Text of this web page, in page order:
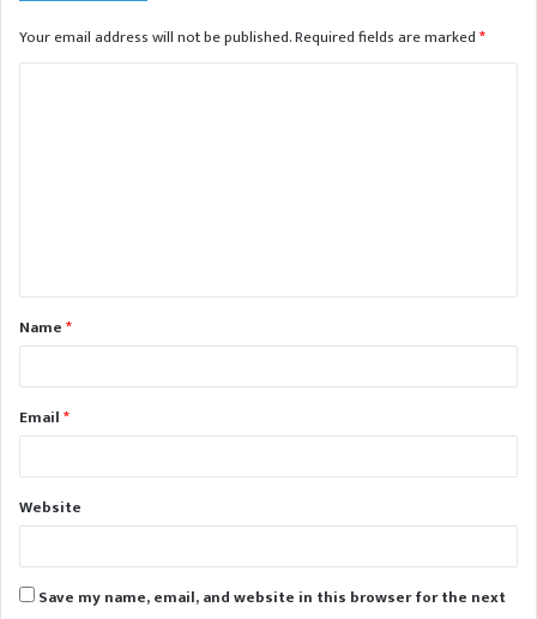
Your email address will not be published.Required fields are marked*
t
*Name*
Email*
Website
Save my name, email, and website in this browser for the next